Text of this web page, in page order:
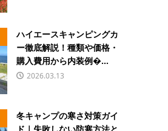
ハイエースキャンピングカ
ー徹底解説！種類や価格・
購入費用から内装例�...
2026.03.13
冬キャンプの寒さ対策ガイ